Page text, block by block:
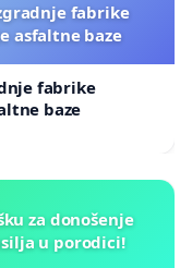
fabrike
asfaltne baze
fabrike
baze
za donošenje
u porodici!